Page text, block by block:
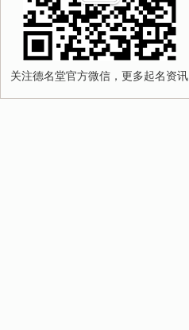
关注德名堂官方微信，更多起名资讯